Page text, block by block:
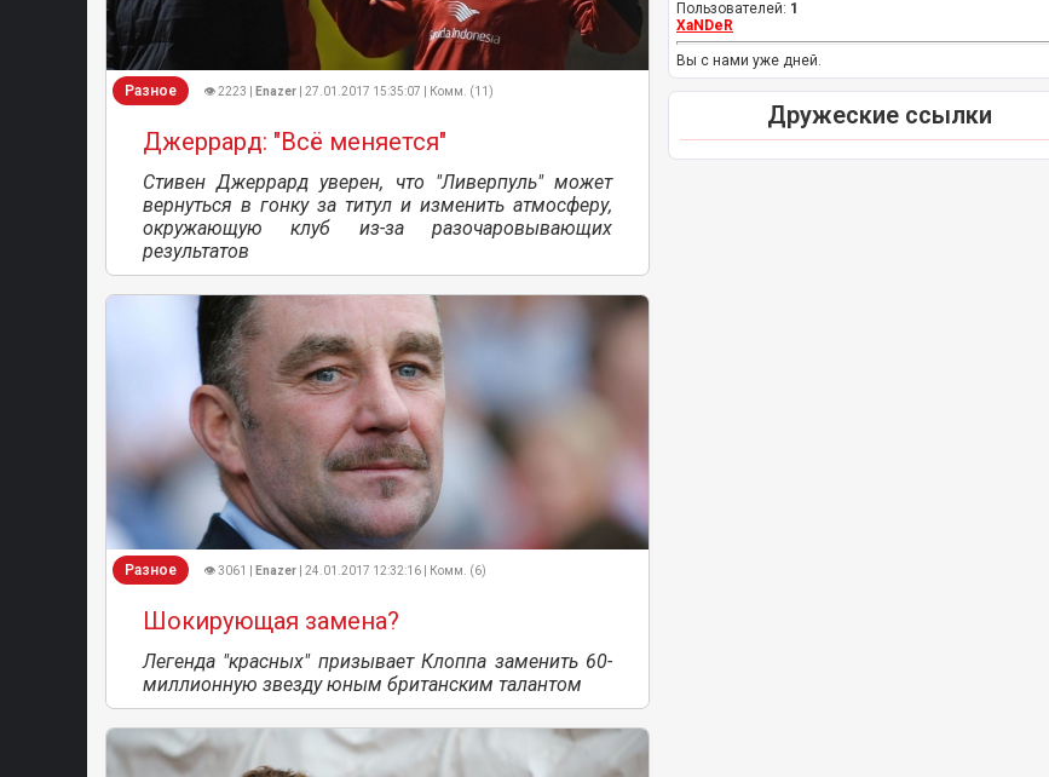
Разное 👁 2223 | Enazer | 27.01.2017 15:35:07 | Комм. (11)
Джеррард: "Всё меняется"
Стивен Джеррард уверен, что "Ливерпуль" может
вернуться в гонку за титул и изменить атмосферу,
окружающую клуб из-за разочаровывающих
результатов
Разное 👁 3061 | Enazer | 24.01.2017 12:32:16 | Комм. (6)
Шокирующая замена?
Легенда "красных" призывает Клоппа заменить 60-
миллионную звезду юным британским талантом
Пользователей: 1
XaNDeR
Вы с нами уже дней.
Дружеские ссылки